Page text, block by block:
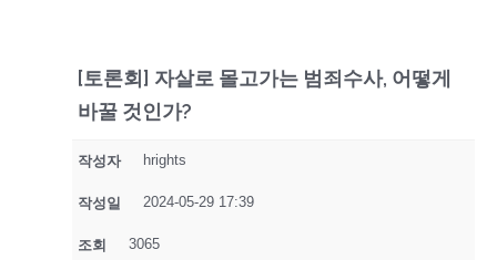
[토론회] 자살로 몰고가는 범죄수사, 어떻게
바꿀 것인가?
작성자 hrights
작성일 2024-05-29 17:39
조회 3065